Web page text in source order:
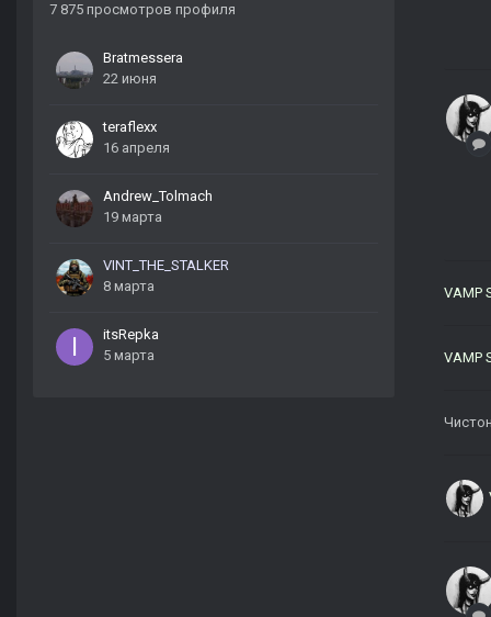
7 875 просмотров профиля
Bratmessera
22 июня
teraflexx
16 апреля
Andrew_Tolmach
19 марта
VINT_THE_STALKER
8 марта
itsRepka
5 марта
VAMP
VAMP